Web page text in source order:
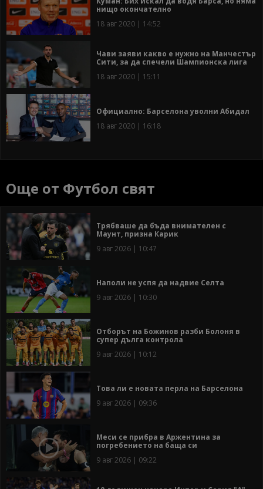
нищо окончателно
18 авг 2020 | 14:52
Чави заяви какво е нужно на Манчестър
Сити, за да спечели Шампионска лига
18 авг 2020 | 15:11
Официално: Барселона уволни Абидал
18 авг 2020 | 16:18
Още от Футбол свят
Трябваше да бъда внимателен с
Маунт, призна Карик
9 авг 2026 | 10:47
Наполи не успя да надвие Селта
9 авг 2026 | 10:30
Отборът на Божинов разби Болоня в
супер дълга контрола
9 авг 2026 | 10:12
Това ли е новата перла на Барселона
9 авг 2026 | 09:36
Меси се прибра в Аржентина за
погребението на баща си
9 авг 2026 | 09:22